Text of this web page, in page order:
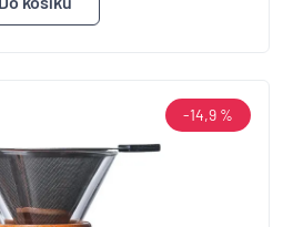
-14,9 %